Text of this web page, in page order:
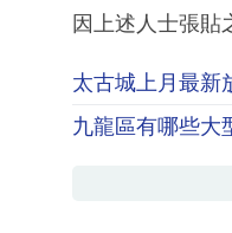
因上述人士張貼
太古城上月最新
九龍區有哪些大